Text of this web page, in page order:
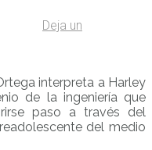
Deja un
interpreta a Harley
de la ingeniería que
paso a través del
del medio